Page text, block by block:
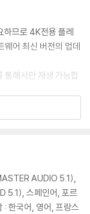
하므로 4K전용 플레
웨어 최신 버전의 업데
해서만 재생 가능합
로 문의 부탁드립니
쇄 오류가 발생할 수
기도 합니다. 보호필
AUDIO 5.1),
5.1), 스페인어, 포르
한국어, 영어, 프랑스